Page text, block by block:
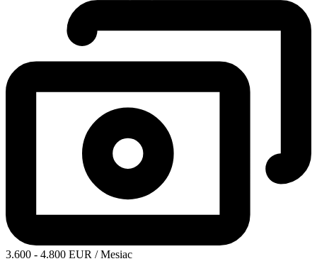
3.600 - 4.800 EUR / Mesiac